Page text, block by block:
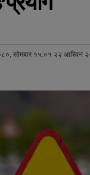
सोमबार १५:०१ २२ आश्विन